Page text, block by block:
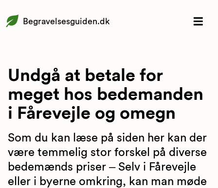
Begravelsesguiden.dk
Undgå at betale for
meget hos bedemanden
i Fårevejle og omegn
Som du kan læse på siden her kan der
være temmelig stor forskel på diverse
bedemænds priser – Selv i Fårevejle
eller i byerne omkring, kan man møde